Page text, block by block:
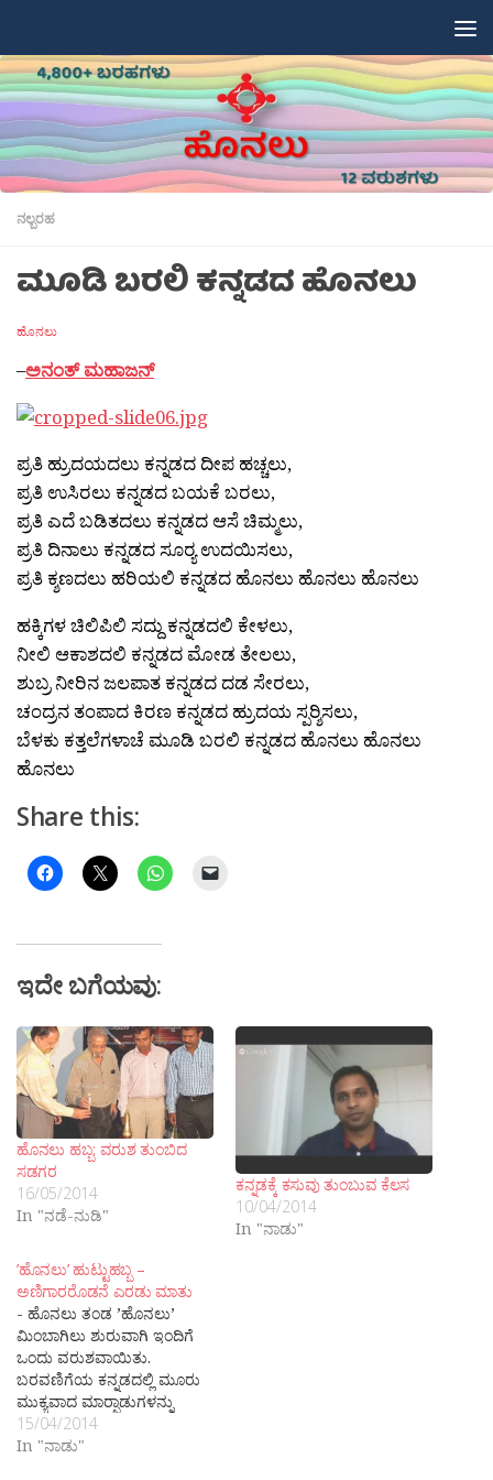
ನಲ್ಬರಹ
ಮೂಡಿ ಬರಲಿ ಕನ್ನಡದ ಹೊನಲು
ಹೊನಲು
–ಅನಂತ್ ಮಹಾಜನ್
ಪ್ರತಿ ಹ್ರುದಯದಲು ಕನ್ನಡದ ದೀಪ ಹಚ್ಚಲು,
ಪ್ರತಿ ಉಸಿರಲು ಕನ್ನಡದ ಬಯಕೆ ಬರಲು,
ಪ್ರತಿ ಎದೆ ಬಡಿತದಲು ಕನ್ನಡದ ಆಸೆ ಚಿಮ್ಮಲು,
ಪ್ರತಿ ದಿನಾಲು ಕನ್ನಡದ ಸೂರ್‍ಯ ಉದಯಿಸಲು,
ಪ್ರತಿ ಕ್ಶಣದಲು ಹರಿಯಲಿ ಕನ್ನಡದ ಹೊನಲು ಹೊನಲು ಹೊನಲು
ಹಕ್ಕಿಗಳ ಚಿಲಿಪಿಲಿ ಸದ್ದು ಕನ್ನಡದಲಿ ಕೇಳಲು,
ನೀಲಿ ಆಕಾಶದಲಿ ಕನ್ನಡದ ಮೋಡ ತೇಲಲು,
ಶುಬ್ರ ನೀರಿನ ಜಲಪಾತ ಕನ್ನಡದ ದಡ ಸೇರಲು,
ಚಂದ್ರನ ತಂಪಾದ ಕಿರಣ ಕನ್ನಡದ ಹ್ರುದಯ ಸ್ಪರ್‍ಶಿಸಲು,
ಬೆಳಕು ಕತ್ತಲೆಗಳಾಚೆ ಮೂಡಿ ಬರಲಿ ಕನ್ನಡದ ಹೊನಲು ಹೊನಲು
ಹೊನಲು
Share this:
ಇದೇ ಬಗೆಯವು:
ಹೊನಲು ಹಬ್ಬ: ವರುಶ ತುಂಬಿದ
ಸಡಗರ
16/05/2014
In "ನಡೆ-ನುಡಿ"
ಕನ್ನಡಕ್ಕೆ ಕಸುವು ತುಂಬುವ ಕೆಲಸ
10/04/2014
In "ನಾಡು"
’ಹೊನಲು’ ಹುಟ್ಟುಹಬ್ಬ –
ಅಣಿಗಾರರೊಡನೆ ಎರಡು ಮಾತು
- ಹೊನಲು ತಂಡ ’ಹೊನಲು’
ಮಿಂಬಾಗಿಲು ಶುರುವಾಗಿ ಇಂದಿಗೆ
ಒಂದು ವರುಶವಾಯಿತು.
ಬರವಣಿಗೆಯ ಕನ್ನಡದಲ್ಲಿ ಮೂರು
ಮುಕ್ಯವಾದ ಮಾರ‍್ಪಾಡುಗಳನ್ನು
ಮಾಡಬೇಕು, ಇಲ್ಲವಾದರೆ ಕನ್ನಡದ
ಕೂಡಣವು ಏಳಿಗೆ ಹೊಂದುವುದಿಲ್ಲ
15/04/2014
In "ನಾಡು"